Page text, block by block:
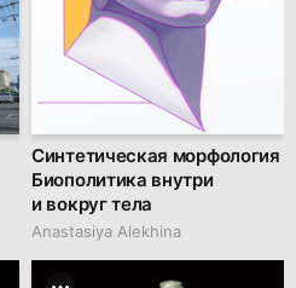
Синтетическая морфология
Биополитика внутри
и вокруг тела
Anastasiya Alekhina